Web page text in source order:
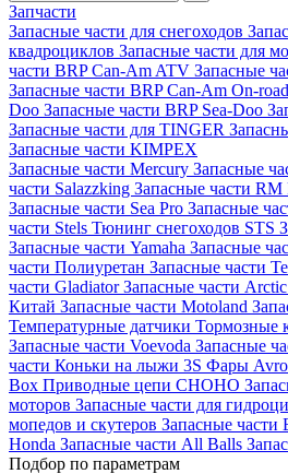
Запчасти
Запасные части для снегоходов
квадроциклов Запасные части для
части BRP Can-Am ATV Запасные
Запасные части BRP Can-Am On-road
Doo Запасные части BRP Sea-Doo
Запасные части для TINGER
Запасные части KIMPEX
Запасные части Mercury Запасные
части Salazzking Запасные части RM
Запасные части Sea Pro Запасные
части Stels Тюнинг снегоходов STS
Запасные части Yamaha Запасные
части Полиуретан Запасные части
части GladiatorЗапасные части
Китай Запасные части Motoland
Температурные датчики Тормозные
Запасные части Voevoda Запасные
части Коньки на лыжи 3S Фары
Box Приводные цепи CHOHO
моторов Запасные части для
мопедов и скутеров Запасные части
Honda Запасные части All Balls
Подбор по параметрам